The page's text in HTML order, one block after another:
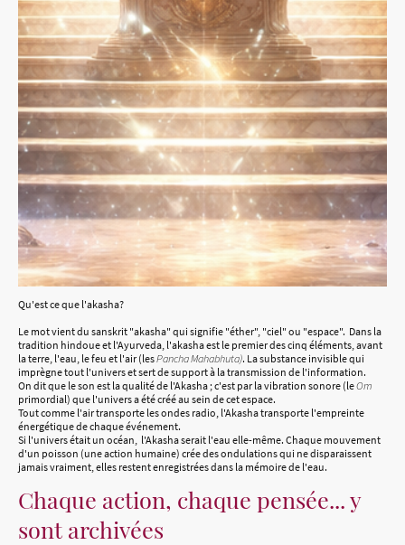
Qu'est ce que l'akasha?
Le mot vient du sanskrit "akasha" qui signifie "éther", "ciel" ou "espace". Dans la
tradition hindoue et l'Ayurveda, l'akasha est le premier des cinq éléments, avant
la terre, l'eau, le feu et l'air (lesPancha Mahabhuta). La substance invisible qui
imprègne tout l'univers et sert de support à la transmission de l'information.
On dit que le son est la qualité de l'Akasha ; c'est par la vibration sonore (leOm
primordial) que l'univers a été créé au sein de cet espace.
Tout comme l'air transporte les ondes radio, l'Akasha transporte l'empreinte
énergétique de chaque événement.
Si l'univers était un océan, l'Akasha serait l'eau elle-même. Chaque mouvement
d'un poisson (une action humaine) crée des ondulations qui ne disparaissent
jamais vraiment, elles restent enregistrées dans la mémoire de l'eau.
Chaque action, chaque pensée... y
sont archivées